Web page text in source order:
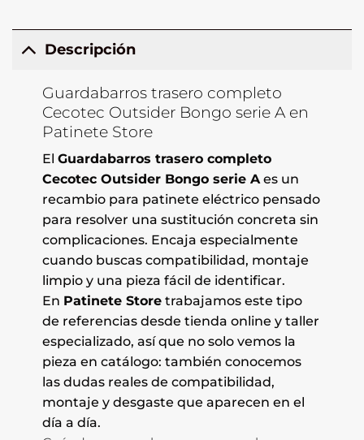
Descripción
Guardabarros trasero completo
Cecotec Outsider Bongo serie A en
Patinete Store
El Guardabarros trasero completo
Cecotec Outsider Bongo serie Aes un
recambio para patinete eléctrico pensado
para resolver una sustitución concreta sin
complicaciones. Encaja especialmente
cuando buscas compatibilidad, montaje
limpio y una pieza fácil de identificar.
En Patinete Storetrabajamos este tipo
de referencias desde tienda online y taller
especializado, así que no solo vemos la
pieza en catálogo: también conocemos
las dudas reales de compatibilidad,
montaje y desgaste que aparecen en el
día a día.